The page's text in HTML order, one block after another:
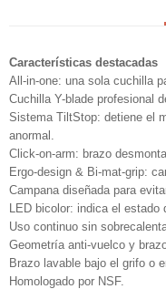
Características destacadas
All-in-one: una sola cuchilla
Cuchilla Y-blade profesional
Sistema TiltStop: detiene el
anormal.
Click-on-arm: brazo
Ergo-design & Bi-mat-grip:
Campana diseñada para
LED bicolor: indica el estado
Uso continuo sin
Geometría anti-vuelco y
Brazo lavable bajo el grifo o
Homologado por NSF.